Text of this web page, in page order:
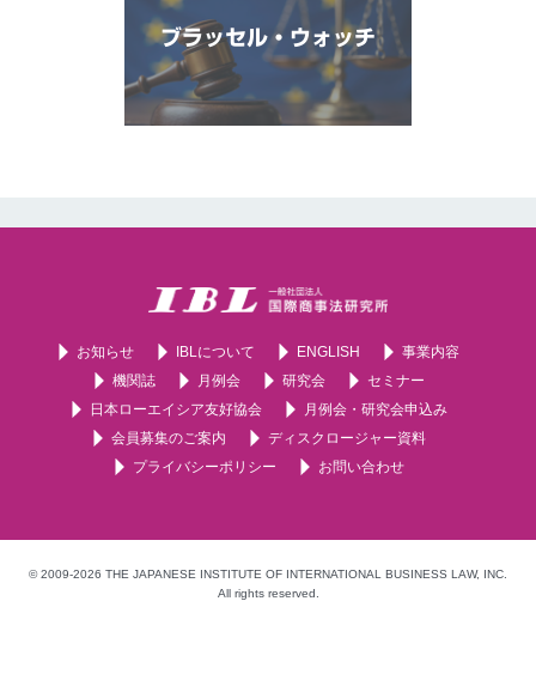
ブラッセル・ウォッチ
お知らせ IBLについて ENGLISH
事業内容
機関誌
月例会 研究会
セミナー
日本ローエイシア友好協会
月例会・研究会申込み
会員募集のご案内
ディスクロージャー資料
プライバシーポリシー
お問い合わせ
© 2009-2026 THE JAPANESE INSTITUTE OF INTERNATIONAL BUSINESS LAW, INC.
All rights reserved.